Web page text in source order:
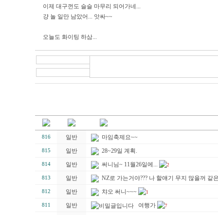
이제 대구껀도 슬슬 마무리 되어가네...
걍 놀 일만 남았어... 앗싸~~
오늘도 화이팅 하삼...
816 일반 마임축제요~~
815 일반 28~29일 계획.
814 일반 써니님~ 11월26일에... 2
813 일반 NZ로 가는거야??? 나 할얘기 무지 많을꺼 같
812 일반 챠오 써니~~~ 1
811 일반 여행가 7